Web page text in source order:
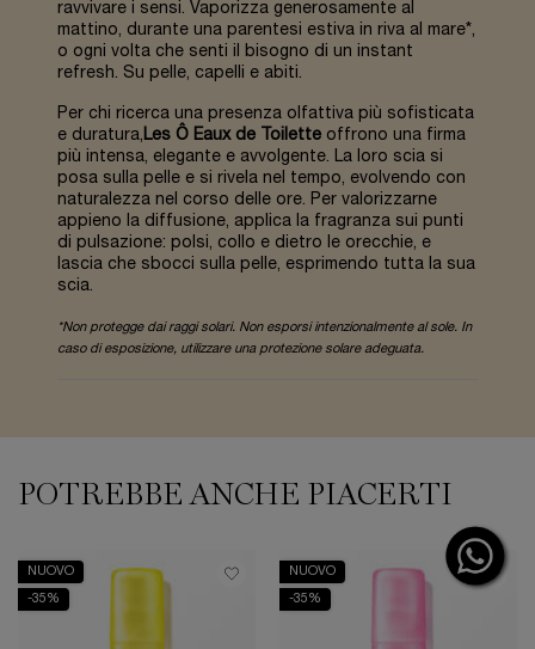
ravvivare i sensi. Vaporizza generosamente al
mattino, durante una parentesi estiva in riva al mare*,
o ogni volta che senti il bisogno di un instant
refresh. Su pelle, capelli e abiti.
Per chi ricerca una presenza olfattiva più sofisticata
e duratura, Les Ô Eaux de Toilette offrono una firma
più intensa, elegante e avvolgente. La loro scia si
posa sulla pelle e si rivela nel tempo, evolvendo con
naturalezza nel corso delle ore. Per valorizzarne
appieno la diffusione, applica la fragranza sui punti
di pulsazione: polsi, collo e dietro le orecchie, e
lascia che sbocci sulla pelle, esprimendo tutta la sua
scia.
*Non protegge dai raggi solari. Non esporsi intenzionalmente al sole. In
caso di esposizione, utilizzare una protezione solare adeguata.
POTREBBE ANCHE PIACERTI
NUOVO
-35%
NUOVO
-35%